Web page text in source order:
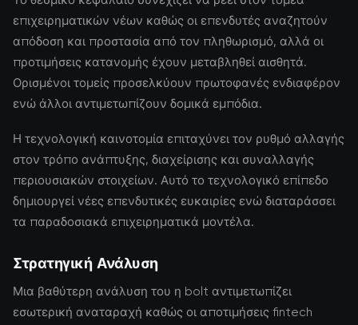
επιχειρηματικών νέων καθώς οι επενδυτές αναζητούν
απόδοση και προστασία από τον πληθωρισμό, αλλά οι
προτιμήσεις κατανομής έχουν μεταβληθεί αισθητά.
Ορισμένοι τομείς προσελκύουν πρωτοφανές ενδιαφέρον
ενώ άλλοι αντιμετωπίζουν δομικά εμπόδια.
Η τεχνολογική καινοτομία επιταχύνει τον ρυθμό αλλαγής
στον τρόπο ανάπτυξης, διαχείρισης και συναλλαγής
περιουσιακών στοιχείων. Αυτό το τεχνολογικό επίπεδο
δημιουργεί νέες επενδυτικές ευκαιρίες ενώ διαταράσσει
τα παραδοσιακά επιχειρηματικά μοντέλα.
Στρατηγική Ανάλυση
Μια βαθύτερη ανάλυση του η bolt αντιμετωπίζει
εσωτερική αναταραχή καθώς οι αποτιμήσεις fintech